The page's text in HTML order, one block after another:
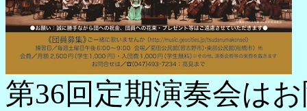
第36回定期演奏会は